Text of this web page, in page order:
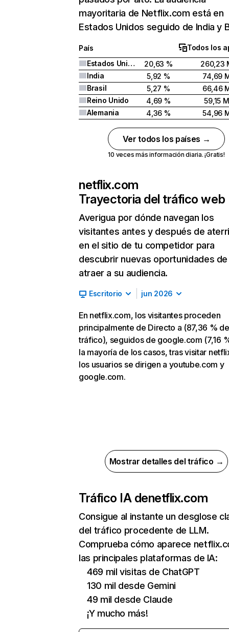
mayoritaria de Netflix.com está en
Estados Unidos seguido de India y
País
Todos los
Estados Unidos
20,63 %
260,23
India
5,92 %
74,69
Brasil
5,27 %
66,46
Reino Unido
4,69 %
59,15 M
Alemania
4,36 % 54,96
Ver todos los países →
10 veces más información diaria. ¡Gratis!
netflix.com
Trayectoria del tráfico web
Averigua por dónde navegan los
visitantes antes y después de
en el sitio de tu competidor para
descubrir nuevas oportunidades de
atraer a su audiencia.
Escritorio jun 2026
En netflix.com, los visitantes proceden
principalmente de Directo a (87,36 % de
tráfico), seguidos de google.com (7,16
la mayoría de los casos, tras visitar
los usuarios se dirigen a youtube.com y
google.com.
Mostrar detalles del tráfico →
Tráfico IA denetflix.com
Consigue al instante un desglose
del tráfico procedente de LLM.
Comprueba cómo aparece
las principales plataformas de IA:
469 mil visitas de ChatGPT
130 mil desde Gemini
49 mil desde Claude
¡Y mucho más!